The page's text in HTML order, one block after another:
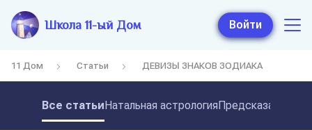
Школа 11-ый Дом Войти
11 Дом Статьи ДЕВИЗЫ ЗНАКОВ ЗОДИАКА
Все статьиНатальная астрология